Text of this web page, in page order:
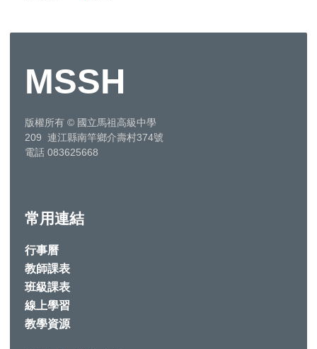
MSSH
版權所有 © 國立馬祖高級中學
209 連江縣南竿鄉介壽村374號
電話 083625668
常用連結
行事曆
教師課表
班級課表
線上學習
教學資源